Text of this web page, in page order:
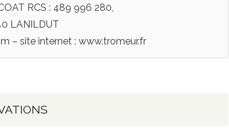
RCS : 489 996 280,
LANILDUT
– site internet : www.tromeur.fr